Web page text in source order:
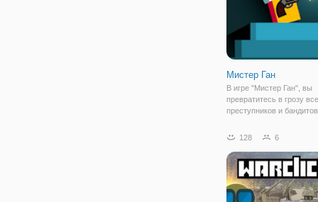
Мистер Ган
В игре "Мистер Ган", вы
превратитесь в грозу
преступников и
огнестрельного оружия
упоминании о нём,
пробирает дрожь и
128 6